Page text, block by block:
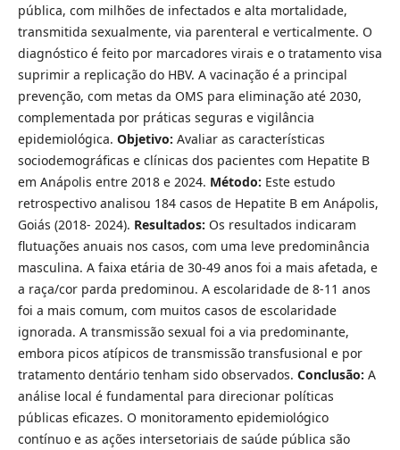
pública, com milhões de infectados e alta mortalidade,
transmitida sexualmente, via parenteral e verticalmente. O
diagnóstico é feito por marcadores virais e o tratamento visa
suprimir a replicação do HBV. A vacinação é a principal
prevenção, com metas da OMS para eliminação até 2030,
complementada por práticas seguras e vigilância
epidemiológica. Objetivo: Avaliar as características
sociodemográficas e clínicas dos pacientes com Hepatite B
em Anápolis entre 2018 e 2024. Método: Este estudo
retrospectivo analisou 184 casos de Hepatite B em Anápolis,
Goiás (2018- 2024). Resultados: Os resultados indicaram
flutuações anuais nos casos, com uma leve predominância
masculina. A faixa etária de 30-49 anos foi a mais afetada, e
a raça/cor parda predominou. A escolaridade de 8-11 anos
foi a mais comum, com muitos casos de escolaridade
ignorada. A transmissão sexual foi a via predominante,
embora picos atípicos de transmissão transfusional e por
tratamento dentário tenham sido observados. Conclusão: A
análise local é fundamental para direcionar políticas
públicas eficazes. O monitoramento epidemiológico
contínuo e as ações intersetoriais de saúde pública são